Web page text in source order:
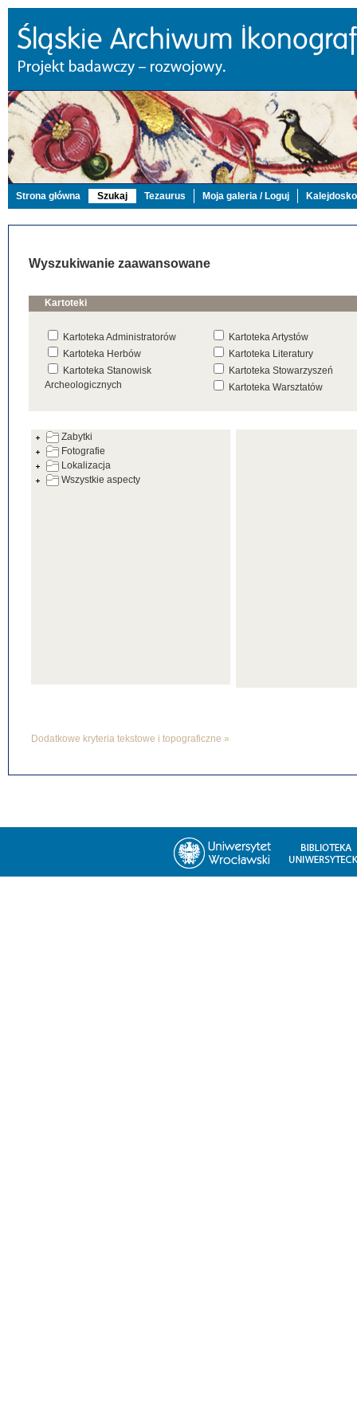
Strona główna Szukaj Tezaurus Moja galeria / Loguj
Wyszukiwanie zaawansowane
Kartoteki
Kartoteka Administratorów
Kartoteka Artystów
Kartoteka Herbów
Kartoteka Literatury
Kartoteka Stanowisk
Archeologicznych
Kartoteka Stowarzyszeń
Kartoteka Warsztatów
Zabytki
Fotografie
Lokalizacja
Wszystkie aspecty
Dodatkowe kryteria tekstowe i topograficzne »